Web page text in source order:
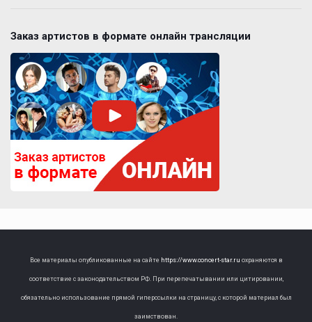
Заказ артистов в формате онлайн трансляции
Все материалы опубликованные на сайте https://www.concert-star.ru охраняются в
соответствие с законодательством РФ. При перепечатывании или цитировании,
обязательно использование прямой гиперссылки на страницу, с которой материал был
заимствован.